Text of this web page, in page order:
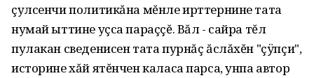
çулсенчи политикăна мĕнле ирттернине тата
нумай ыттине уçса параççĕ. Вăл - сайра тĕл
пулакан сведенисен тата пурнăç ăслăхĕн "çÿпçи",
историне хăй ятĕнчен каласа парса, унпа автор